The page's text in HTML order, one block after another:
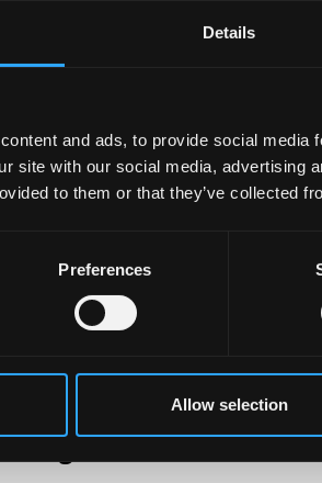
Details
and ads, to provide social media
site with our social media, advertising
to them or that they’ve collected
Preferences
Allow selection
Swydd
Rheolwr Gweinyddu Myfyrwyr
Rheolwr Gweinyddu Myfyrwyr